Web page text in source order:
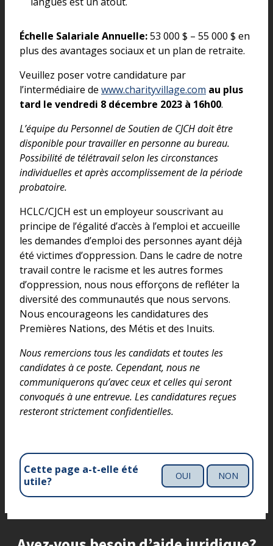
Échelle Salariale Annuelle:53 000 $ – 55 000 $ en
plus des avantages sociaux et un plan de retraite.
Veuillez poser votre candidature par
l’intermédiaire de www.charityvillage.com au plus
tard le vendredi 8 décembre 2023 à 16h00.
L’équipe du Personnel de Soutien de CJCH doit être
disponible pour travailler en personne au bureau.
Possibilité de télétravail selon les circonstances
individuelles et après accomplissement de la période
probatoire.
HCLC/CJCH est un employeur souscrivant au
principe de l’égalité d’accès à l’emploi et accueille
les demandes d’emploi des personnes ayant déjà
été victimes d’oppression. Dans le cadre de notre
travail contre le racisme et les autres formes
d’oppression, nous nous efforçons de refléter la
diversité des communautés que nous servons.
Nous encourageons les candidatures des
Premières Nations, des Métis et des Inuits.
Nous remercions tous les candidats et toutes les
candidates à ce poste. Cependant, nous ne
communiquerons qu’avec ceux et celles qui seront
convoqués à une entrevue. Les candidatures reçues
resteront strictement confidentielles.
Cette page a-t-elle été
utile?
OUI NON
Site footer